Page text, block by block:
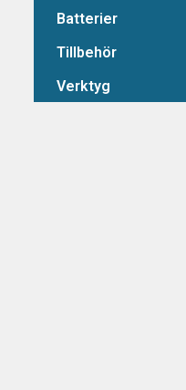
Batterier
Tillbehör
Verktyg